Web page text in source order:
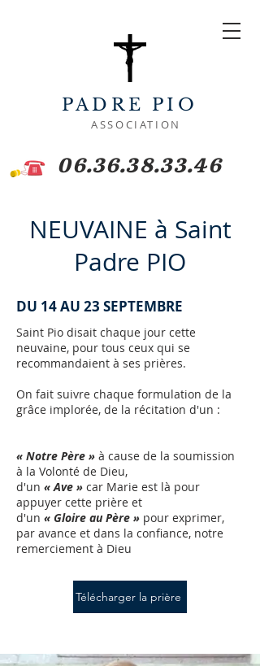
PADRE PIO
ASSOCIATION
06.36.38.33.46
NEUVAINE à Saint
Padre PIO
DU 14 AU 23 SEPTEMBRE
Saint Pio disait chaque jour cette
neuvaine, pour tous ceux qui se
recommandaient à ses prières.
On fait suivre chaque formulation de la
grâce implorée, de la récitation d'un :
« Notre Père » à cause de la soumission
à la Volonté de Dieu,
d'un « Ave » car Marie est là pour
appuyer cette prière et
d'un « Gloire au Père » pour exprimer,
par avance et dans la confiance, notre
remerciement à Dieu
Télécharger la prière